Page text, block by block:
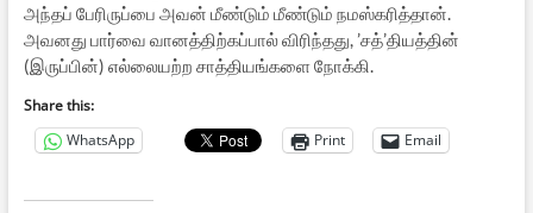
அந்தப் பேரிருப்பை அவன் மீண்டும் மீண்டும் நமஸ்கரித்தான்.
அவனது பார்வை வானத்திற்கப்பால் விரிந்தது, ’சத்’தியத்தின்
(இருப்பின்) எல்லையற்ற சாத்தியங்களை நோக்கி.
Share this:
WhatsApp
Print Email